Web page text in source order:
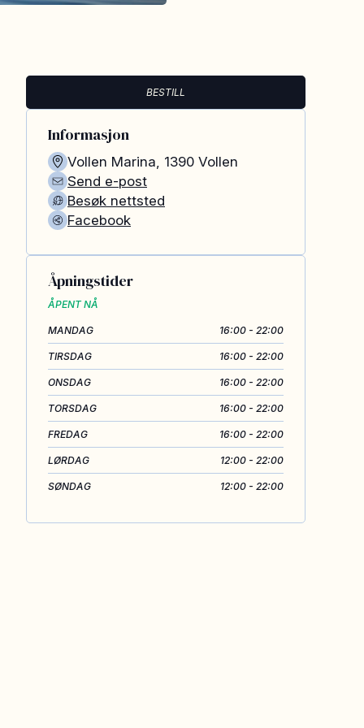
BESTILL
Informasjon
Vollen Marina, 1390 Vollen
Send e-post
Besøk nettsted
Facebook
Åpningstider
ÅPENT NÅ
MANDAG 16:00 - 22:00
TIRSDAG 16:00 - 22:00
ONSDAG 16:00 - 22:00
TORSDAG 16:00 - 22:00
FREDAG 16:00 - 22:00
LØRDAG 12:00 - 22:00
SØNDAG 12:00 - 22:00